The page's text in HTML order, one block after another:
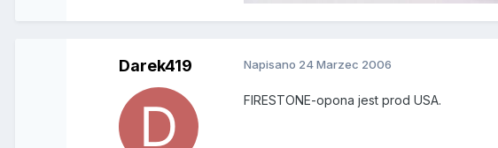
Darek419 Napisano 24 Marzec 2006
FIRESTONE-opona jest prod USA.